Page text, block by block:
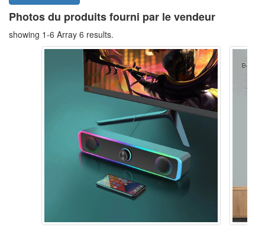
Photos du produits fourni par le vendeur
showing 1-6 Array 6 results.